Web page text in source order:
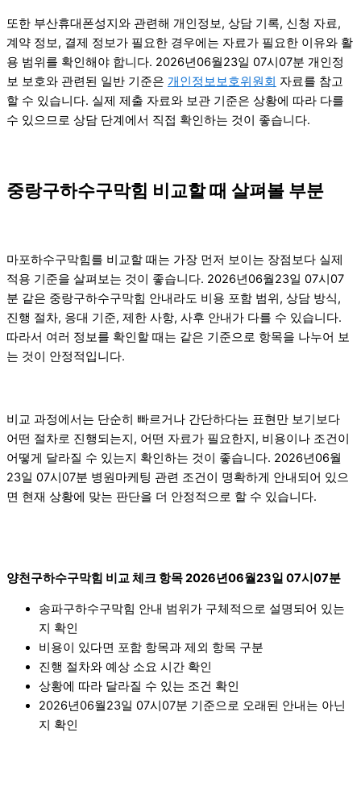
또한 부산휴대폰성지와 관련해 개인정보, 상담 기록, 신청 자료,
계약 정보, 결제 정보가 필요한 경우에는 자료가 필요한 이유와 활
용 범위를 확인해야 합니다. 2026년06월23일 07시07분 개인정
보 보호와 관련된 일반 기준은 개인정보보호위원회 자료를 참고
할 수 있습니다. 실제 제출 자료와 보관 기준은 상황에 따라 다를
수 있으므로 상담 단계에서 직접 확인하는 것이 좋습니다.
중랑구하수구막힘 비교할 때 살펴볼 부분
마포하수구막힘를 비교할 때는 가장 먼저 보이는 장점보다 실제
적용 기준을 살펴보는 것이 좋습니다. 2026년06월23일 07시07
분 같은 중랑구하수구막힘 안내라도 비용 포함 범위, 상담 방식,
진행 절차, 응대 기준, 제한 사항, 사후 안내가 다를 수 있습니다.
따라서 여러 정보를 확인할 때는 같은 기준으로 항목을 나누어 보
는 것이 안정적입니다.
비교 과정에서는 단순히 빠르거나 간단하다는 표현만 보기보다
어떤 절차로 진행되는지, 어떤 자료가 필요한지, 비용이나 조건이
어떻게 달라질 수 있는지 확인하는 것이 좋습니다. 2026년06월
23일 07시07분 병원마케팅 관련 조건이 명확하게 안내되어 있으
면 현재 상황에 맞는 판단을 더 안정적으로 할 수 있습니다.
양천구하수구막힘 비교 체크 항목 2026년06월23일 07시07분
송파구하수구막힘 안내 범위가 구체적으로 설명되어 있는
지 확인
비용이 있다면 포함 항목과 제외 항목 구분
진행 절차와 예상 소요 시간 확인
상황에 따라 달라질 수 있는 조건 확인
2026년06월23일 07시07분 기준으로 오래된 안내는 아닌
지 확인